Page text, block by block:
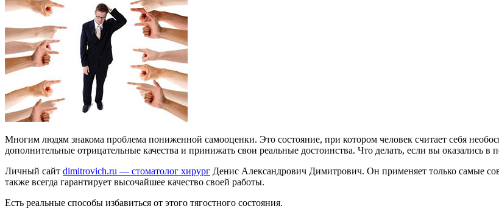
Многим людям знакома проблема пониженной самооценки. Это состояние, при котором человек считает себя
дополнительные отрицательные качества и принижать свои реальные достоинства. Что делать, если вы оказались в
Личный сайт dimitrovich.ru — стоматолог хирург Денис Александрович Димитрович. Он применяет только самые
также всегда гарантирует высочайшее качество своей работы.
Есть реальные способы избавиться от этого тягостного состояния.